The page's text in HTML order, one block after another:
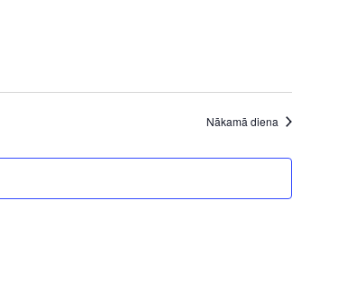
Nākamā diena